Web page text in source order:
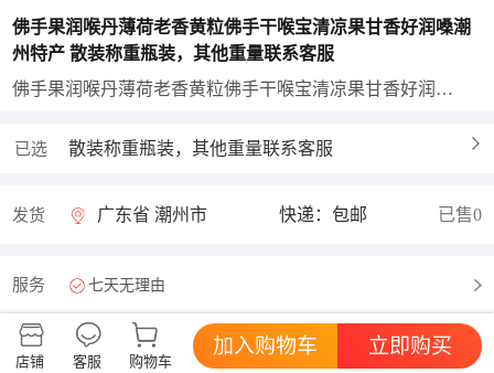
佛手果润喉丹薄荷老香黄粒佛手干喉宝清凉果甘香好润嗓潮
州特产 散装称重瓶装，其他重量联系客服
佛手果润喉丹薄荷老香黄粒佛手干喉宝清凉果甘香好润嗓潮州特产
已选 散装称重瓶装，其他重量联系客服
发货 广东省 潮州市 快递：包邮 已售0
服务 七天无理由
店铺 客服 购物车
加入购物车 立即购买